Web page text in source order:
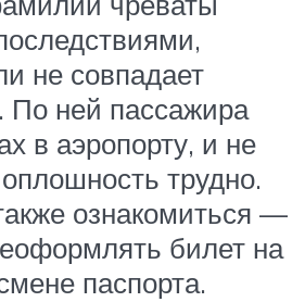
не совпадает
По ней пассажира
в аэропорту, и не
трудно.
ознакомиться —
билет на
паспорта.